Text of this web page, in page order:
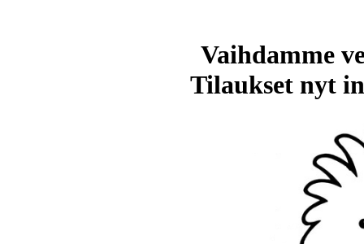
Vaihdamme
Tilaukset nyt